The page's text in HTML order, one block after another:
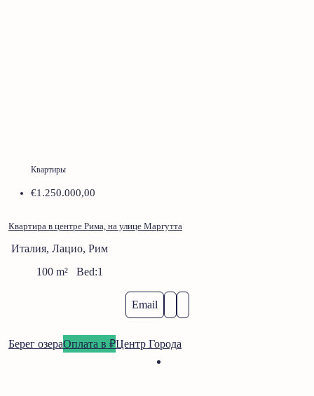
Квартиры
€1.250.000,00
Квартира в центре Рима, на улице Маргутта
Италия, Лацио, Рим
100 m² Bed:1
Email
Берег озераОплата в ₽Центр Города